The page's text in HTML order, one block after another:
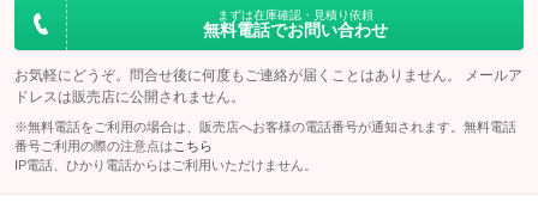
まずは在庫確認・見積り依頼
無料電話でお問い合わせ
お気軽にどうぞ。問合せ後に何度もご連絡が届くことはありません。 メールア
ドレスは販売店に公開されません。
※無料電話をご利用の場合は、販売店へお客様の電話番号が通知されます。無料電話
番号ご利用の際の注意点は こちら
IP電話、ひかり電話からはご利用いただけません。